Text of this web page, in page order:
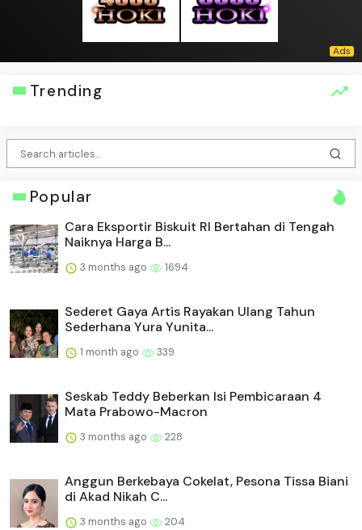
Trending
Popular
Cara Eksportir Biskuit RI Bertahan di Tengah
Naiknya Harga B...
3 months ago 1694
Sederet Gaya Artis Rayakan Ulang Tahun
Sederhana Yura Yunita...
1 month ago 339
Seskab Teddy Beberkan Isi Pembicaraan 4
Mata Prabowo-Macron
3 months ago 228
Anggun Berkebaya Cokelat, Pesona Tissa Biani
di Akad Nikah C...
3 months ago 204